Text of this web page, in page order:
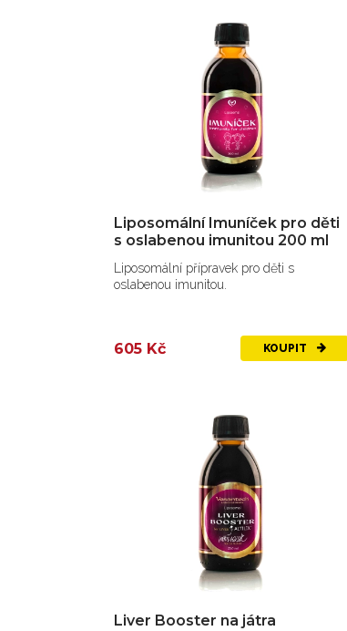
Liposomální Imuníček pro děti
s oslabenou imunitou 200 ml
Liposomální přípravek pro děti s
oslabenou imunitou.
605 Kč KOUPIT
Liver Booster na játra